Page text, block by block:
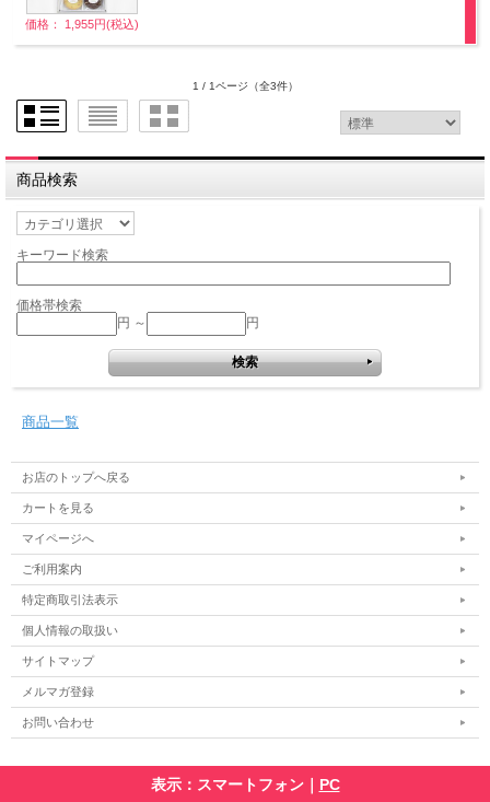
価格： 1,955円(税込)
1 / 1ページ （全3件）
商品検索
キーワード検索
価格帯検索
円 ～
円
商品一覧
お店のトップへ戻る
カートを見る
マイページへ
ご利用案内
特定商取引法表示
個人情報の取扱い
サイトマップ
メルマガ登録
お問い合わせ
表示：スマートフォン｜ PC